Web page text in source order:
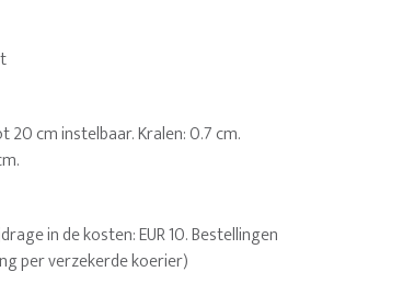
20 cm instelbaar. Kralen: 0.7 cm.
in de kosten: EUR 10. Bestellingen
per verzekerde koerier)